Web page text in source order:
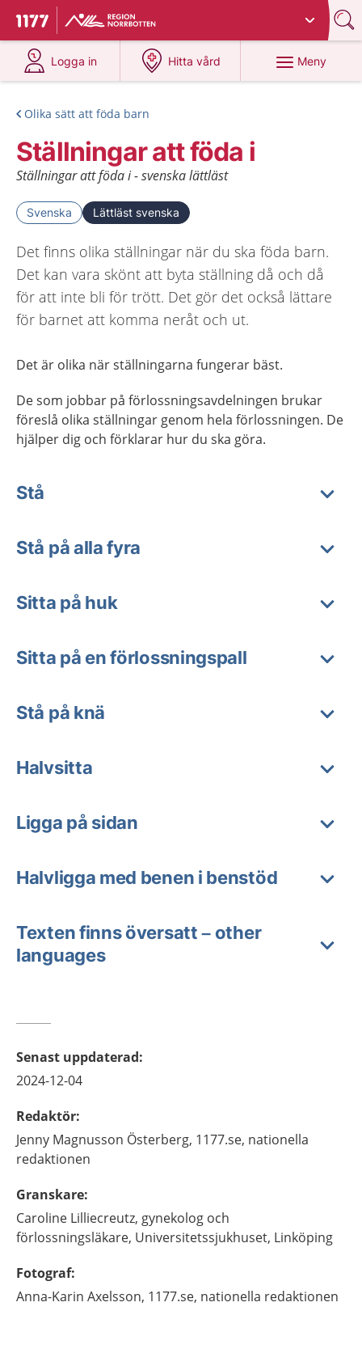
Till startsidan för 1177
Du har valt region
Logga in
på 1177.se
Hitta vård
på 1177.se
Meny
Olika sätt att föda barn
Ställningar att föda i
Ställningar att föda i - svenska lättläst
Svenska Lättläst svenska
Det finns olika ställningar när du ska föda barn.
Det kan vara skönt att byta ställning då och då
för att inte bli för trött. Det gör det också lättare
för barnet att komma neråt och ut.
Det är olika när ställningarna fungerar bäst.
De som jobbar på förlossningsavdelningen brukar
föreslå olika ställningar genom hela förlossningen. De
hjälper dig och förklarar hur du ska göra.
Stå
Stå på alla fyra
Sitta på huk
Sitta på en förlossningspall
Stå på knä
Halvsitta
Ligga på sidan
Halvligga med benen i benstöd
Texten finns översatt – other
languages
Senast uppdaterad:
2024-12-04
Redaktör:
Jenny Magnusson Österberg, 1177.se, nationella
redaktionen
Granskare:
Caroline Lilliecreutz, gynekolog och
förlossningsläkare, Universitetssjukhuset, Linköping
Fotograf:
Anna-Karin Axelsson, 1177.se, nationella redaktionen